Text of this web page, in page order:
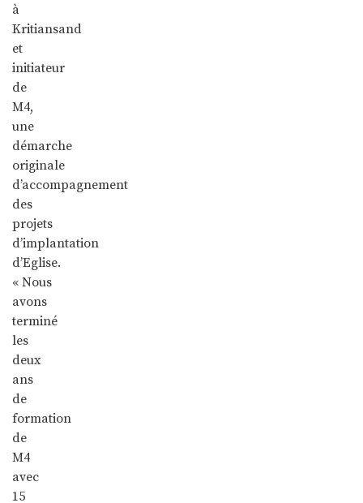
à
Kritiansand
et
initiateur
de
M4,
une
démarche
originale
d’accompagnement
des
projets
d’implantation
d’Eglise.
« Nous
avons
terminé
les
deux
ans
de
formation
de
M4
avec
15